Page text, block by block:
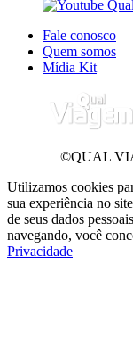
Fale conosco
Quem somos
Mídia Kit
©QUAL
Utilizamos cookies
sua experiência no
de seus dados
navegando, você
Privacidade